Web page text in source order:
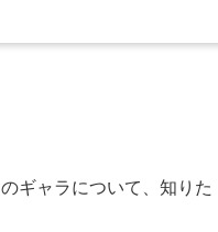
ギャラについて、知りた